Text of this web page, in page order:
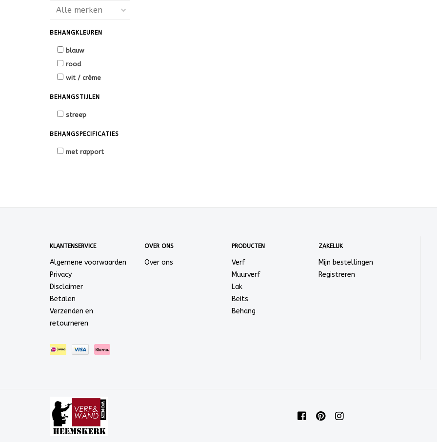
BEHANGKLEUREN
blauw
rood
wit / crème
BEHANGSTIJLEN
streep
BEHANGSPECIFICATIES
met rapport
KLANTENSERVICE
Algemene voorwaarden
Privacy
Disclaimer
Betalen
Verzenden en
retourneren
OVER ONS
Over ons
PRODUCTEN
Verf
Muurverf
Lak
Beits
Behang
ZAKELIJK
Mijn bestellingen
Registreren